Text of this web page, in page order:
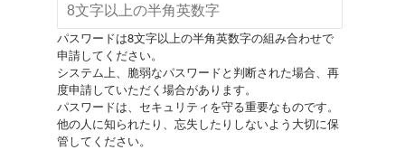
パスワードは8文字以上の半角英数字の組み合わせで
申請してください。
システム上、脆弱なパスワードと判断された場合、再
度申請していただく場合があります。
パスワードは、セキュリティを守る重要なものです。
他の人に知られたり、忘失したりしないよう大切に保
管してください。